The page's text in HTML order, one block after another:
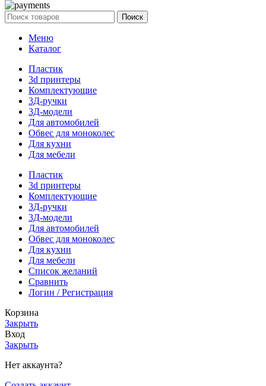
Поиск
Меню
Каталог
Пластик
3d принтеры
Комплектующие
3Д-ручки
3Д-модели
Для автомобилей
Обвес для моноколес
Для кухни
Для мебели
Пластик
3d принтеры
Комплектующие
3Д-ручки
3Д-модели
Для автомобилей
Обвес для моноколес
Для кухни
Для мебели
Список желаний
Сравнить
Логин / Регистрация
Корзина
Закрыть
Вход
Закрыть
Нет аккаунта?